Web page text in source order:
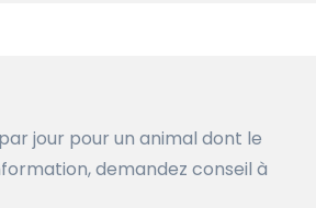
jour pour un animal dont le
demandez conseil à